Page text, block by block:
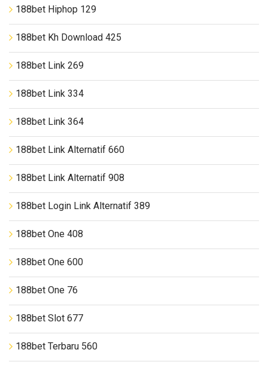
188bet Hiphop 129
188bet Kh Download 425
188bet Link 269
188bet Link 334
188bet Link 364
188bet Link Alternatif 660
188bet Link Alternatif 908
188bet Login Link Alternatif 389
188bet One 408
188bet One 600
188bet One 76
188bet Slot 677
188bet Terbaru 560